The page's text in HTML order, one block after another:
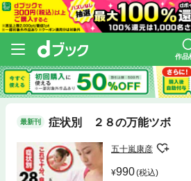
作品
最新刊 症状別 ２８の万能ツボ
五十嵐康彦
990(税込)